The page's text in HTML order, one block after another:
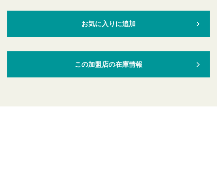
お気に入りに追加
この加盟店の在庫情報